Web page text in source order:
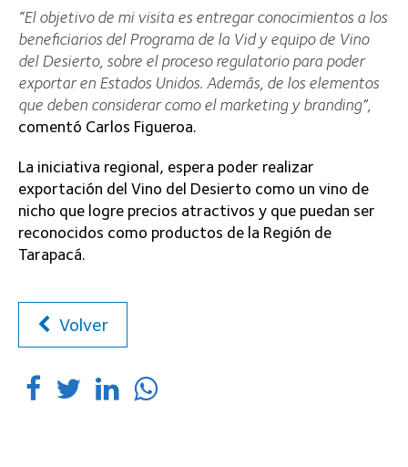
“El objetivo de mi visita es entregar conocimientos a los
beneficiarios del Programa de la Vid y equipo de Vino
del Desierto, sobre el proceso regulatorio para poder
exportar en Estados Unidos. Además, de los elementos
que deben considerar como el marketing y branding”,
comentó Carlos Figueroa.
La iniciativa regional, espera poder realizar
exportación del Vino del Desierto como un vino de
nicho que logre precios atractivos y que puedan ser
reconocidos como productos de la Región de
Tarapacá.
Volver